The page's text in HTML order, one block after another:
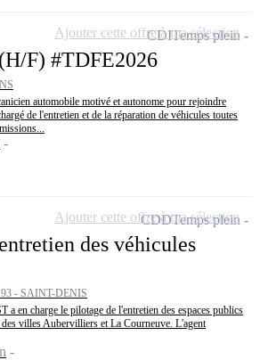
F) #TDFE2026
automobile motivé et autonome pour rejoindre
de l'entretien et de la réparation de véhicules toutes
CDITemps plein
Ajouter cette offre à ma sélection
des véhicules
93 - SAINT-DENIS
a en charge le pilotage de l'entretien des espaces publics
villes Aubervilliers et La Courneuve. L'agent
CDDTemps plein
Ajouter cette offre à ma sélection